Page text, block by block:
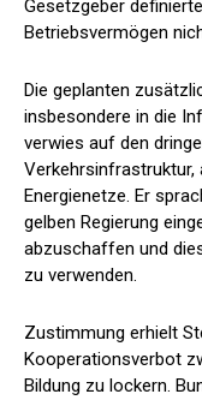
Gesetzgeber
Betriebsvermögen
Die geplanten
insbesondere in die
verwies auf den
Verkehrsinfrastruktur,
Energienetze. Er
gelben Regierung
abzuschaffen und
zu verwenden.
Zustimmung erhielt
Kooperationsverbot
Bildung zu lockern.